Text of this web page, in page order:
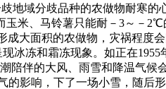
域分歧品种的农做物耐寒的
米、马铃薯只能耐－3～－
大面积的农做物，灾祸程度
冰冻和霜冻现象。如正在
伴的大风、雨雪和降温气候
影响，下了一场小雪，随后